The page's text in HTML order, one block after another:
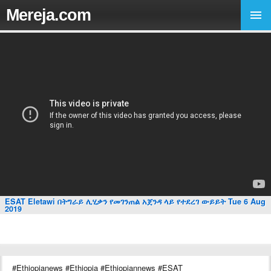
Mereja.com
ESAT Eletawi በትግራይ ሊሂቃን የመገንጠል አጀንዳ ላይ የተደረገ ውይይት Tue 6 Aug
2019
#Ethiopianews #Ethiopia #Ethiopiannews #ESAT